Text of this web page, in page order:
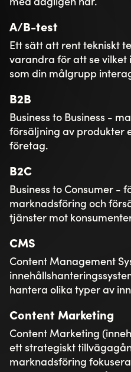
annonseringen /
ROI
Return on Investment tar
även hänsyn till övriga
är följande: ROI =
investeringens totala
totala kostnader.
SEM
Search Engine
som bidrar till att öka
i olika sökmotorer som till
Bing.
SEO
Search Engine
är olika metoder och
förbättra och optimera
olika sökmotorer som till
SMM
Social Media Marketing
sker på sociala medier
Instagram, Pinterest och